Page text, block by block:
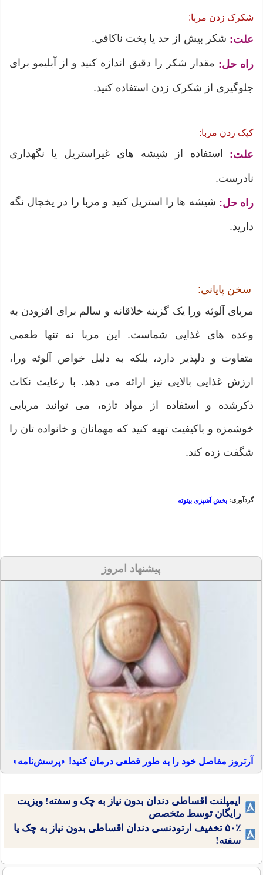
شکرک زدن مربا:
علت: شکر بیش از حد یا پخت ناکافی.
راه حل: مقدار شکر را دقیق اندازه کنید و از آبلیمو برای
جلوگیری از شکرک زدن استفاده کنید.
کپک زدن مربا:
علت: استفاده از شیشه های غیراستریل یا نگهداری
نادرست.
راه حل: شیشه ها را استریل کنید و مربا را در یخچال نگه
دارید.
سخن پایانی:
مربای آلوئه ورا یک گزینه خلاقانه و سالم برای افزودن به
وعده های غذایی شماست. این مربا نه تنها طعمی
متفاوت و دلپذیر دارد، بلکه به دلیل خواص آلوئه ورا،
ارزش غذایی بالایی نیز ارائه می دهد. با رعایت نکات
ذکرشده و استفاده از مواد تازه، می توانید مربایی
خوشمزه و باکیفیت تهیه کنید که مهمانان و خانواده تان را
شگفت زده کند.
گردآوری: بخش آشپزی بیتوته
پیشنهاد امروز
آرتروز مفاصل خود را به طور قطعی درمان کنید! ◗پرسش‌نامه◖
ایمپلنت اقساطی دندان بدون نیاز به چک و سفته! ویزیت
رایگان توسط متخصص
۵۰٪ تخفیف ارتودنسی دندان اقساطی بدون نیاز به چک یا
سفته!